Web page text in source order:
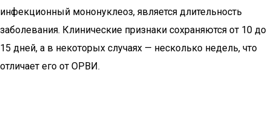
инфекционный мононуклеоз, является длительность
заболевания. Клинические признаки сохраняются от 10 до
15 дней, а в некоторых случаях — несколько недель, что
отличает его от ОРВИ.